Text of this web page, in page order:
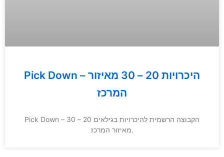
Pick Down – היכרויות 20 – 30 מאיזור
המרכז
Pick Down – הקבוצה הרשמית להיכרויות בגילאים 20 – 30
מאיזור המרכז.